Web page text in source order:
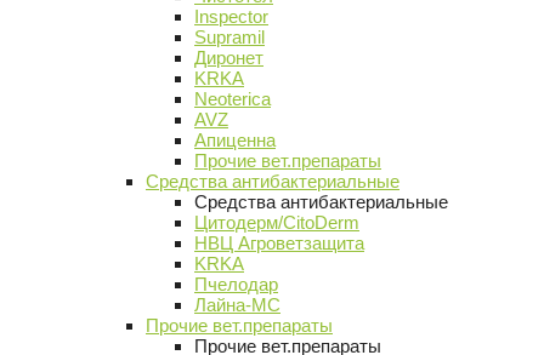
Inspector
Supramil
Диронет
KRKA
Neoterica
AVZ
Апиценна
Прочие вет.препараты
Средства антибактериальные
Средства антибактериальные
Цитодерм/CitoDerm
НВЦ Агроветзащита
KRKA
Пчелодар
Лайна-МС
Прочие вет.препараты
Прочие вет.препараты